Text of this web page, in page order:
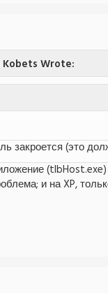
Wrote:
закроется (это
(tlbHost.exe)
и на XP,